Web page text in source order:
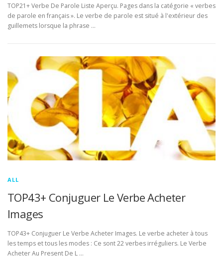
TOP21+ Verbe De Parole Liste Aperçu. Pages dans la catégorie « verbes
de parole en français ». Le verbe de parole est situé à l'extérieur des
guillemets lorsque la phrase …
ALL
TOP43+ Conjuguer Le Verbe Acheter
Images
TOP43+ Conjuguer Le Verbe Acheter Images. Le verbe acheter à tous
les temps et tous les modes : Ce sont 22 verbes irréguliers. Le Verbe
Acheter Au Present De L …